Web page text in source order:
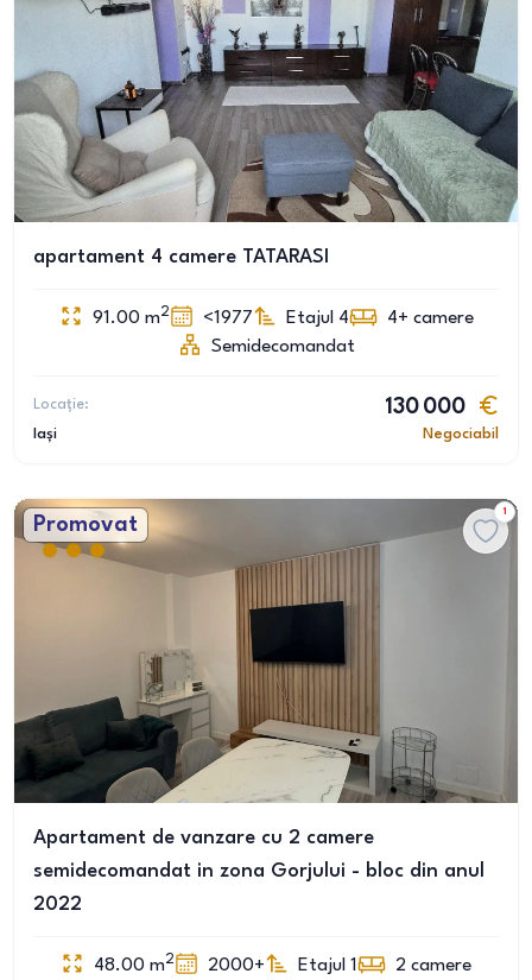
apartament 4 camere TATARASI
91.00 m2 <1977 Etajul 4 4+ camere
Semidecomandat
Locație:
Iași
130 000
Negociabil
Promovat
1
Apartament de vanzare cu 2 camere
semidecomandat in zona Gorjului - bloc din anul
2022
48.00 m2 2000+ Etajul 1 2 camere